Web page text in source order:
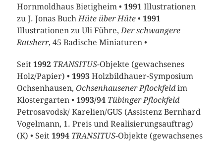
Hornmoldhaus Bietigheim • 1991 Illustrationen
zu J. Jonas BuchHüte über Hüte• 1991
Illustrationen zu Uli Führe,Der schwangere
Ratsherr, 45 Badische Miniaturen •
Seit 1992 TRANSITUS-Objekte (gewachsenes
Holz/Papier) • 1993 Holzbildhauer-Symposium
Ochsenhausen, Ochsenhausener Pflockfeldim
Klostergarten • 1993/94 Tübinger Pflockfeld
Petrosavodsk/ Karelien/GUS (Assistenz Bernhard
Vogelmann, 1. Preis und Realisierungsauftrag)
(K) • Seit 1994 TRANSITUS-Objekte (gewachsenes